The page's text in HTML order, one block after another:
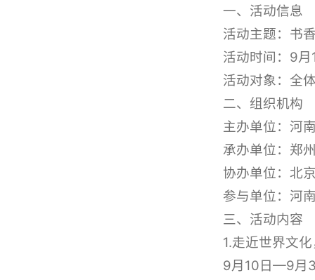
一、活动信息
活动主题：书
活动时间：9
活动对象：全
二、组织机构
主办单位：河
承办单位：郑
协办单位：北
参与单位：河
三、活动内容
1.走近世界文
9月10日—9月